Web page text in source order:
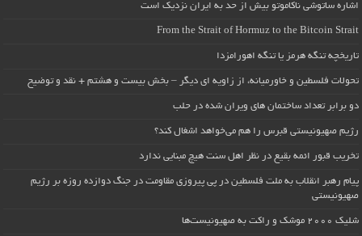
اشاره ساتوشی ناکاموتو بیش از حد به ایران نزدیک است
From the Strait of Hormuz to the Bitcoin Strait
تاریخچه تنگه هرمز یا تنگه اهورامزدا
تحولات فلسطین و خاورمیانه، از زاویه ای دیگر – بخش بیست و هشتم + نقد و توضیح
دو برابر تعداد ساختمان های ویران شده در حلب
رژیم صهیونیستی قبرس را هم می‌خواهد اشغال کند؟
تخریب قبور ائمه بقیع در نظر اهل سنت هیچ مبنایی ندارد
پیام رهبر انقلاب به ملت فلسطین در پی پیروزی مقاومت در جنگ دوازده روزه بر رژیم
صهیونیستی
شلیک ۲۰۰۰ موشک و راکت به صهیونیست‌ها